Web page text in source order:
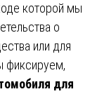
которой мы
о
или для
фиксируем,
для